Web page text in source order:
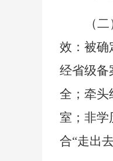
（
效：被确
经省级备
全；牵头
室；非学
合“走出